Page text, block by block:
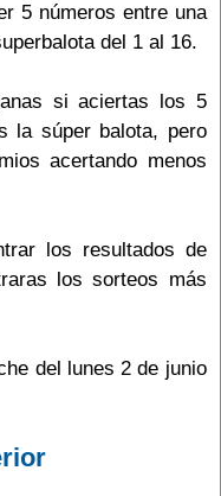
5 números entre una
del 1 al 16.
si aciertas los 5
la súper balota, pero
acertando menos
los resultados de
los sorteos más
del lunes 2 de junio